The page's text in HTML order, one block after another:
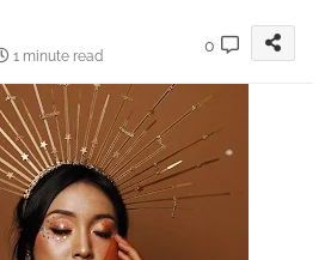
1 minute read
0